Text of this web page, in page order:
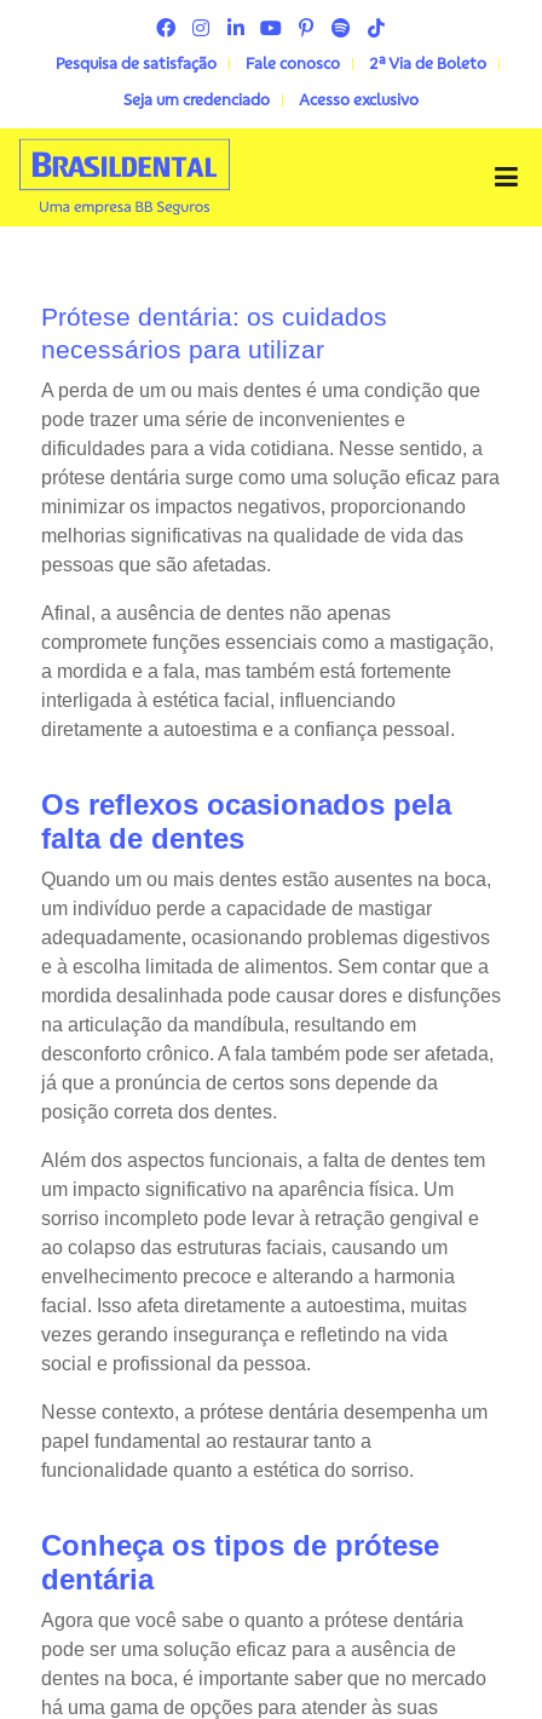
Pesquisa de satisfação Fale conosco
2ª Via de Boleto
Seja um credenciado
Acesso exclusivo
Menu
Prótese dentária: os cuidados
necessários para utilizar
A perda de um ou mais dentes é uma condição que
pode trazer uma série de inconvenientes e
dificuldades para a vida cotidiana. Nesse sentido, a
prótese dentária surge como uma solução eficaz para
minimizar os impactos negativos, proporcionando
melhorias significativas na qualidade de vida das
pessoas que são afetadas.
Afinal, a ausência de dentes não apenas
compromete funções essenciais como a mastigação,
a mordida e a fala, mas também está fortemente
interligada à estética facial, influenciando
diretamente a autoestima e a confiança pessoal.
Os reflexos ocasionados pela
falta de dentes
Quando um ou mais dentes estão ausentes na boca,
um indivíduo perde a capacidade de mastigar
adequadamente, ocasionando problemas digestivos
e à escolha limitada de alimentos. Sem contar que a
mordida desalinhada pode causar dores e disfunções
na articulação da mandíbula, resultando em
desconforto crônico. A fala também pode ser afetada,
já que a pronúncia de certos sons depende da
posição correta dos dentes.
Além dos aspectos funcionais, a falta de dentes tem
um impacto significativo na aparência física. Um
sorriso incompleto pode levar à retração gengival e
ao colapso das estruturas faciais, causando um
envelhecimento precoce e alterando a harmonia
facial. Isso afeta diretamente a autoestima, muitas
vezes gerando insegurança e refletindo na vida
social e profissional da pessoa.
Nesse contexto, a prótese dentária desempenha um
papel fundamental ao restaurar tanto a
funcionalidade quanto a estética do sorriso.
Conheça os tipos de prótese
dentária
Agora que você sabe o quanto a prótese dentária
pode ser uma solução eficaz para a ausência de
dentes na boca, é importante saber que no mercado
há uma gama de opções para atender às suas